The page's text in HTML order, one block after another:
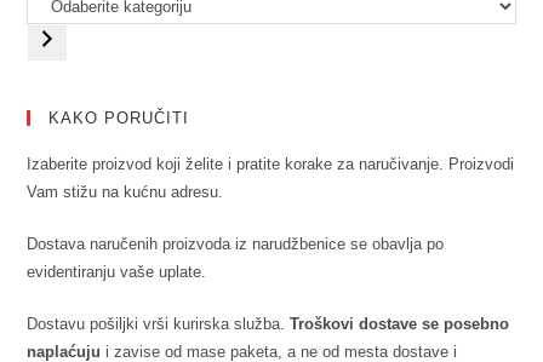
KAKO PORUČITI
Izaberite proizvod koji želite i pratite korake za naručivanje. Proizvodi
Vam stižu na kućnu adresu.
Dostava naručenih proizvoda iz narudžbenice se obavlja po
evidentiranju vaše uplate.
Dostavu pošiljki vrši kurirska služba.Troškovi dostave se posebno
naplaćuju i zavise od mase paketa, a ne od mesta dostave i